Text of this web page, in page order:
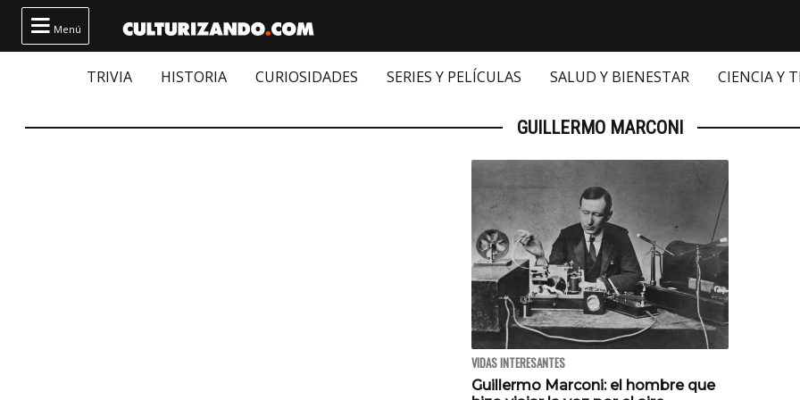
 Menú
TRIVIA HISTORIA CURIOSIDADES SERIES Y PELÍCULAS SALUD Y BIENESTAR CIENCIA Y
GUILLERMO MARCONI
VIDAS INTERESANTES
Guillermo Marconi: el hombre que